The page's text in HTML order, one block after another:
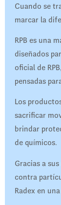
Cuando se
marcar la
RPB es una
diseñados
oficial de
pensadas
Los
sacrificar
brindar
de químicos.
Gracias a
contra
Radex en